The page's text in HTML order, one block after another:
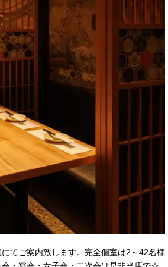
てご案内致します。完全個室は2～42名様